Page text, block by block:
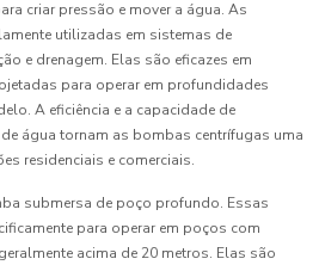
criar pressão e mover a água. As
utilizadas em sistemas de
e drenagem. Elas são eficazes em
para operar em profundidades
A eficiência e a capacidade de
água tornam as bombas centrífugas uma
residenciais e comerciais.
submersa de poço profundo. Essas
para operar em poços com
acima de 20 metros. Elas são